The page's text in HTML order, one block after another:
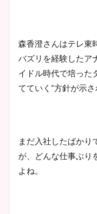
森香澄さんはテレ東
バズリを経験したア
イドル時代で培った
てていく”方針が示さ
まだ入社したばかり
が、どんな仕事ぶり
よね。